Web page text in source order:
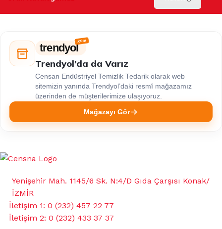
trendyol
Trendyol’da da Varız
Censan Endüstriyel Temizlik Tedarik olarak web
sitemizin yanında Trendyol’daki resmî mağazamız
üzerinden de müşterilerimize ulaşıyoruz.
Mağazayı Gör
Yenişehir Mah. 1145/6 Sk. N:4/D Gıda Çarşısı Konak/
İZMİR
İletişim 1: 0 (232) 457 22 77
İletişim 2: 0 (232) 433 37 37